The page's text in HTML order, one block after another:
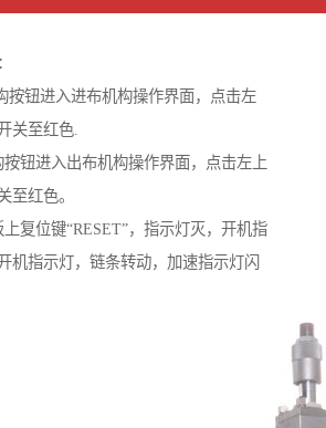
按钮进入进布机构操作界面，点击左
关至红色.
按钮进入出布机构操作界面，点击左上
至红色。
复位键“RESET”，指示灯灭，开机指
机指示灯，链条转动，加速指示灯闪